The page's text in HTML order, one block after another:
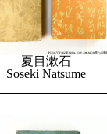
夏目漱石
Soseki Natsume